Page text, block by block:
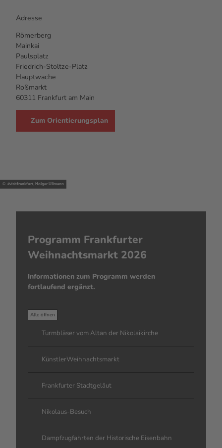
Adresse
Römerberg
Mainkai
Paulsplatz
Friedrich-Stoltze-Platz
Hauptwache
Roßmarkt
60311 Frankfurt am Main
Zum Orientierungsplan
© #visitfrankfurt, Holger Ullmann
Programm Frankfurter
Weihnachtsmarkt 2026
Informationen zum Programm werden
fortlaufend ergänzt.
Alle öffnen
Turmbläser vom Altan der Nikolaikirche
KünstlerWeihnachtsmarkt
Frankfurter Stadtgeläut
Nikolaus-Besuch
Dampfzugfahrten der Historische Eisenbahn